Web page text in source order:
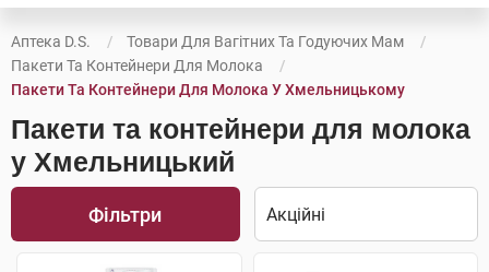
Аптека D.S.
Товари Для Вагітних Та Годуючих Мам
Пакети Та Контейнери Для Молока
Пакети Та Контейнери Для Молока У Хмельницькому
Пакети та контейнери для молока
у Хмельницький
Фільтри